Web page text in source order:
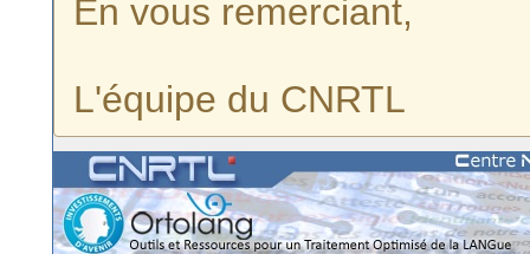
En vous remerciant,
L'équipe du CNRTL